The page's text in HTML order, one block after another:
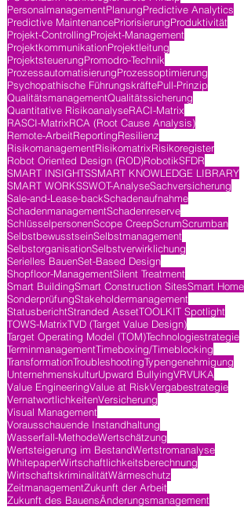
PersonalmanagementPlanungPredictive Analytics
Predictive MaintenancePriorisierungProduktivität
Projekt-ControllingProjekt-Management
ProjektkommunikationProjektleitung
ProjektsteuerungPromodro-Technik
ProzessautomatisierungProzessoptimierung
Psychopathische FührungskräftePull-Prinzip
QualitätsmanagementQualitätssicherung
Quantitative RisikoanalyseRACI-Matrix
RASCI-MatrixRCA (Root Cause Analysis)
Remote-ArbeitReportingResilienz
RisikomanagementRisikomatrixRisikoregister
Robot Oriented Design (ROD)RobotikSFDR
SMART INSIGHTSSMART KNOWLEDGE LIBRARY
SMART WORKSSWOT-AnalyseSachversicherung
Sale-and-Lease-backSchadenaufnahme
SchadenmanagementSchadenreserve
SchlüsselpersonenScope CreepScrumScrumban
SelbstbewusstseinSelbstmanagement
SelbstorganisationSelbstverwirklichung
Serielles BauenSet-Based Design
Shopfloor-ManagementSilent Treatment
Smart BuildingSmart Construction SitesSmart Home
SonderprüfungStakeholdermanagement
StatusberichtStranded AssetTOOLKIT Spotlight
TOWS-MatrixTVD (Target Value Design)
Target Operating Model (TOM)Technologiestrategie
TerminmanagementTimeboxing/Timeblocking
TransformationTroubleshootingTypengenehmigung
UnternehmenskulturUpward BullyingVRVUKA
Value EngineeringValue at RiskVergabestrategie
VernatwortlichkeitenVersicherung
Visual Management
Vorausschauende Instandhaltung
Wasserfall-MethodeWertschätzung
Wertsteigerung im BestandWertstromanalyse
WhitepaperWirtschaftlichkeitsberechnung
WirtschaftskriminalitätWärmeschutz
ZeitmanagementZukunft der Arbeit
Zukunft des BauensÄnderungsmanagement